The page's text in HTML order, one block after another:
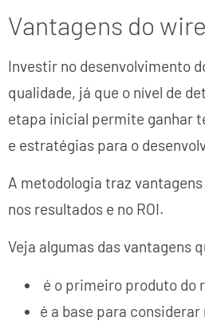
Vantagens do
Investir no desenvolvimento
qualidade, já que o nível de
etapa inicial permite ganhar
e estratégias para o
A metodologia traz
nos resultados e no ROI.
Veja algumas das vantagens
é o primeiro produto do
é a base para